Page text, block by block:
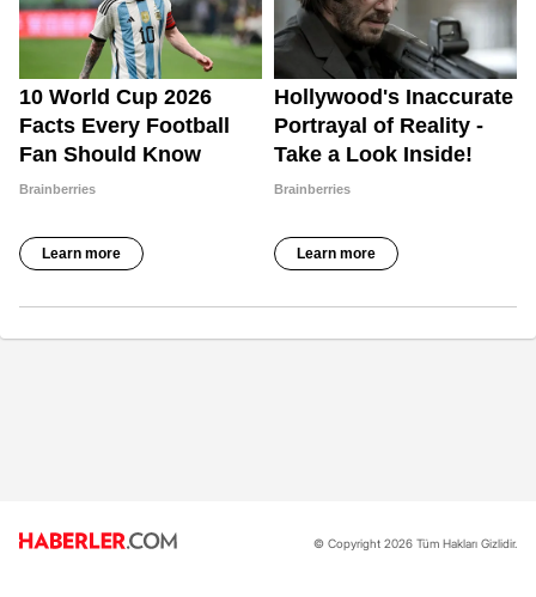
© Copyright 2026 Tüm Hakları Gizlidir.